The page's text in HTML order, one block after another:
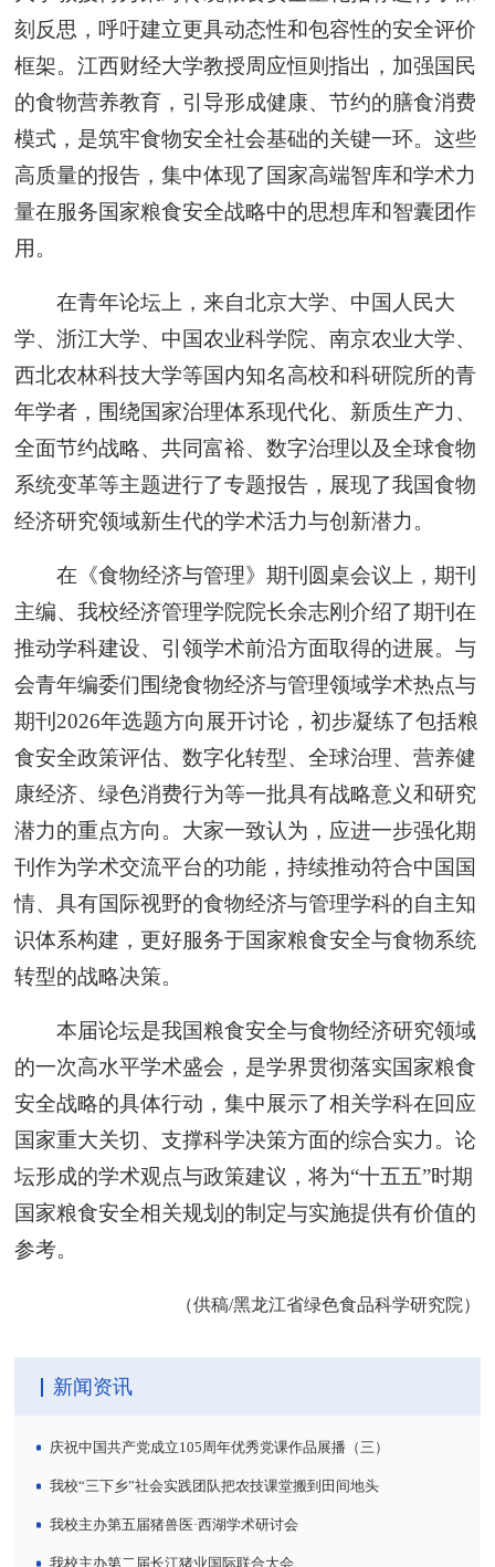
刻反思，呼吁建立更具动态性和包容性的安全评价
框架。江西财经大学教授周应恒则指出，加强国民
的食物营养教育，引导形成健康、节约的膳食消费
模式，是筑牢食物安全社会基础的关键一环。这些
高质量的报告，集中体现了国家高端智库和学术力
量在服务国家粮食安全战略中的思想库和智囊团作
用。
在青年论坛上，来自北京大学、中国人民大
学、浙江大学、中国农业科学院、南京农业大学、
西北农林科技大学等国内知名高校和科研院所的青
年学者，围绕国家治理体系现代化、新质生产力、
全面节约战略、共同富裕、数字治理以及全球食物
系统变革等主题进行了专题报告，展现了我国食物
经济研究领域新生代的学术活力与创新潜力。
在《食物经济与管理》期刊圆桌会议上，期刊
主编、我校经济管理学院院长余志刚介绍了期刊在
推动学科建设、引领学术前沿方面取得的进展。与
会青年编委们围绕食物经济与管理领域学术热点与
期刊2026年选题方向展开讨论，初步凝练了包括粮
食安全政策评估、数字化转型、全球治理、营养健
康经济、绿色消费行为等一批具有战略意义和研究
潜力的重点方向。大家一致认为，应进一步强化期
刊作为学术交流平台的功能，持续推动符合中国国
情、具有国际视野的食物经济与管理学科的自主知
识体系构建，更好服务于国家粮食安全与食物系统
转型的战略决策。
本届论坛是我国粮食安全与食物经济研究领域
的一次高水平学术盛会，是学界贯彻落实国家粮食
安全战略的具体行动，集中展示了相关学科在回应
国家重大关切、支撑科学决策方面的综合实力。论
坛形成的学术观点与政策建议，将为“十五五”时期
国家粮食安全相关规划的制定与实施提供有价值的
参考。
（供稿/黑龙江省绿色食品科学研究院）
新闻资讯
庆祝中国共产党成立105周年优秀党课作品展播（三）
我校“三下乡”社会实践团队把农技课堂搬到田间地头
我校主办第五届猪兽医·西湖学术研讨会
我校主办第二届长江猪业国际联合大会